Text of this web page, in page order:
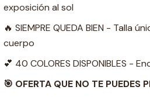
exposición al sol
🔥 SIEMPRE QUEDA BIEN - Talla
cuerpo
💕 40 COLORES DISPONIBLES -
🎯 OFERTA QUE NO TE PUEDES